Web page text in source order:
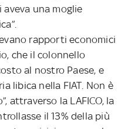
aveva una moglie
rapporti economici
che il colonnello
al nostro Paese, e
libica nella FIAT. Non è
attraverso la LAFICO, la
il 13% della più